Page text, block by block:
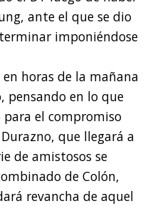
ante el que se dio
imponiéndose
horas de la mañana
pensando en lo que
el compromiso
que llegará a
de amistosos se
de Colón,
revancha de aquel